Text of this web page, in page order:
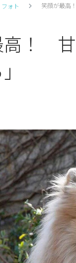
フォト 笑顔が最高
高！ 甘